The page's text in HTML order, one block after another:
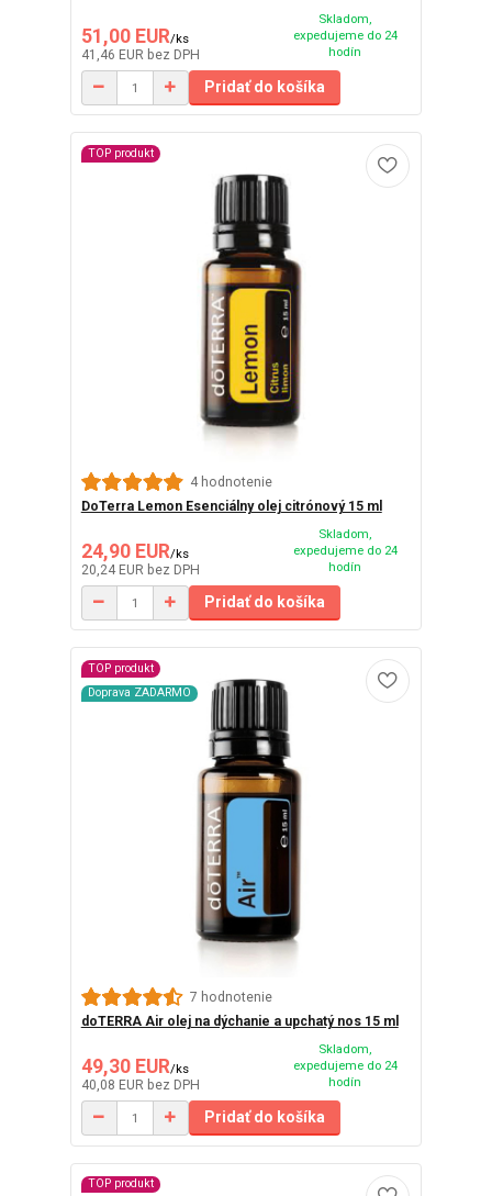
51,00 EUR/ks
41,46 EUR bez DPH
Skladom,
expedujeme do 24
hodín
Pridať do košíka
TOP produkt
4 hodnotenie
DoTerra Lemon Esenciálny olej citrónový 15 ml
24,90 EUR/ks
20,24 EUR bez DPH
Skladom,
expedujeme do 24
hodín
Pridať do košíka
TOP produkt
Doprava ZADARMO
7 hodnotenie
doTERRA Air olej na dýchanie a upchatý nos 15 ml
49,30 EUR/ks
40,08 EUR bez DPH
Skladom,
expedujeme do 24
hodín
Pridať do košíka
TOP produkt